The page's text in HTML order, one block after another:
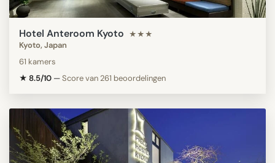
Hotel Anteroom Kyoto ★★★
Kyoto, Japan
61 kamers
★ 8.5/10 —Score van 261 beoordelingen